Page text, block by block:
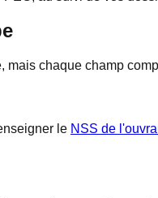
mais chaque champ
le NSS de